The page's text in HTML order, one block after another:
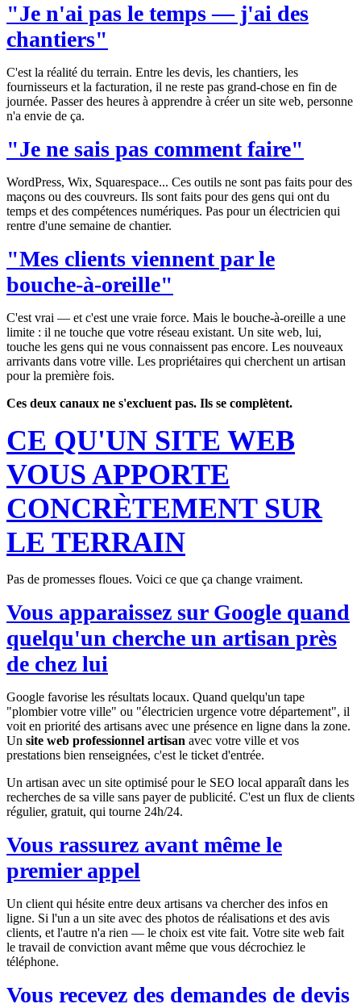
"Je n'ai pas le temps — j'ai des
chantiers"
C'est la réalité du terrain. Entre les devis, les chantiers, les
fournisseurs et la facturation, il ne reste pas grand-chose en fin de
journée. Passer des heures à apprendre à créer un site web, personne
n'a envie de ça.
"Je ne sais pas comment faire"
WordPress, Wix, Squarespace... Ces outils ne sont pas faits pour des
maçons ou des couvreurs. Ils sont faits pour des gens qui ont du
temps et des compétences numériques. Pas pour un électricien qui
rentre d'une semaine de chantier.
"Mes clients viennent par le
bouche-à-oreille"
C'est vrai — et c'est une vraie force. Mais le bouche-à-oreille a une
limite : il ne touche que votre réseau existant. Un site web, lui,
touche les gens qui ne vous connaissent pas encore. Les nouveaux
arrivants dans votre ville. Les propriétaires qui cherchent un artisan
pour la première fois.
Ces deux canaux ne s'excluent pas. Ils se complètent.
CE QU'UN SITE WEB
VOUS APPORTE
CONCRÈTEMENT SUR
LE TERRAIN
Pas de promesses floues. Voici ce que ça change vraiment.
Vous apparaissez sur Google quand
quelqu'un cherche un artisan près
de chez lui
Google favorise les résultats locaux. Quand quelqu'un tape
"plombiervotre ville" ou "électricien urgence votre département", il
voit en priorité des artisans avec une présence en ligne dans la zone.
Un site web professionnel artisan avec votre ville et vos
prestations bien renseignées, c'est le ticket d'entrée.
Un artisan avec un site optimisé pour le SEO local apparaît dans les
recherches de sa ville sans payer de publicité. C'est un flux de clients
régulier, gratuit, qui tourne 24h/24.
Vous rassurez avant même le
premier appel
Un client qui hésite entre deux artisans va chercher des infos en
ligne. Si l'un a un site avec des photos de réalisations et des avis
clients, et l'autre n'a rien — le choix est vite fait. Votre site web fait
le travail de conviction avant même que vous décrochiez le
téléphone.
Vous recevez des demandes de devis